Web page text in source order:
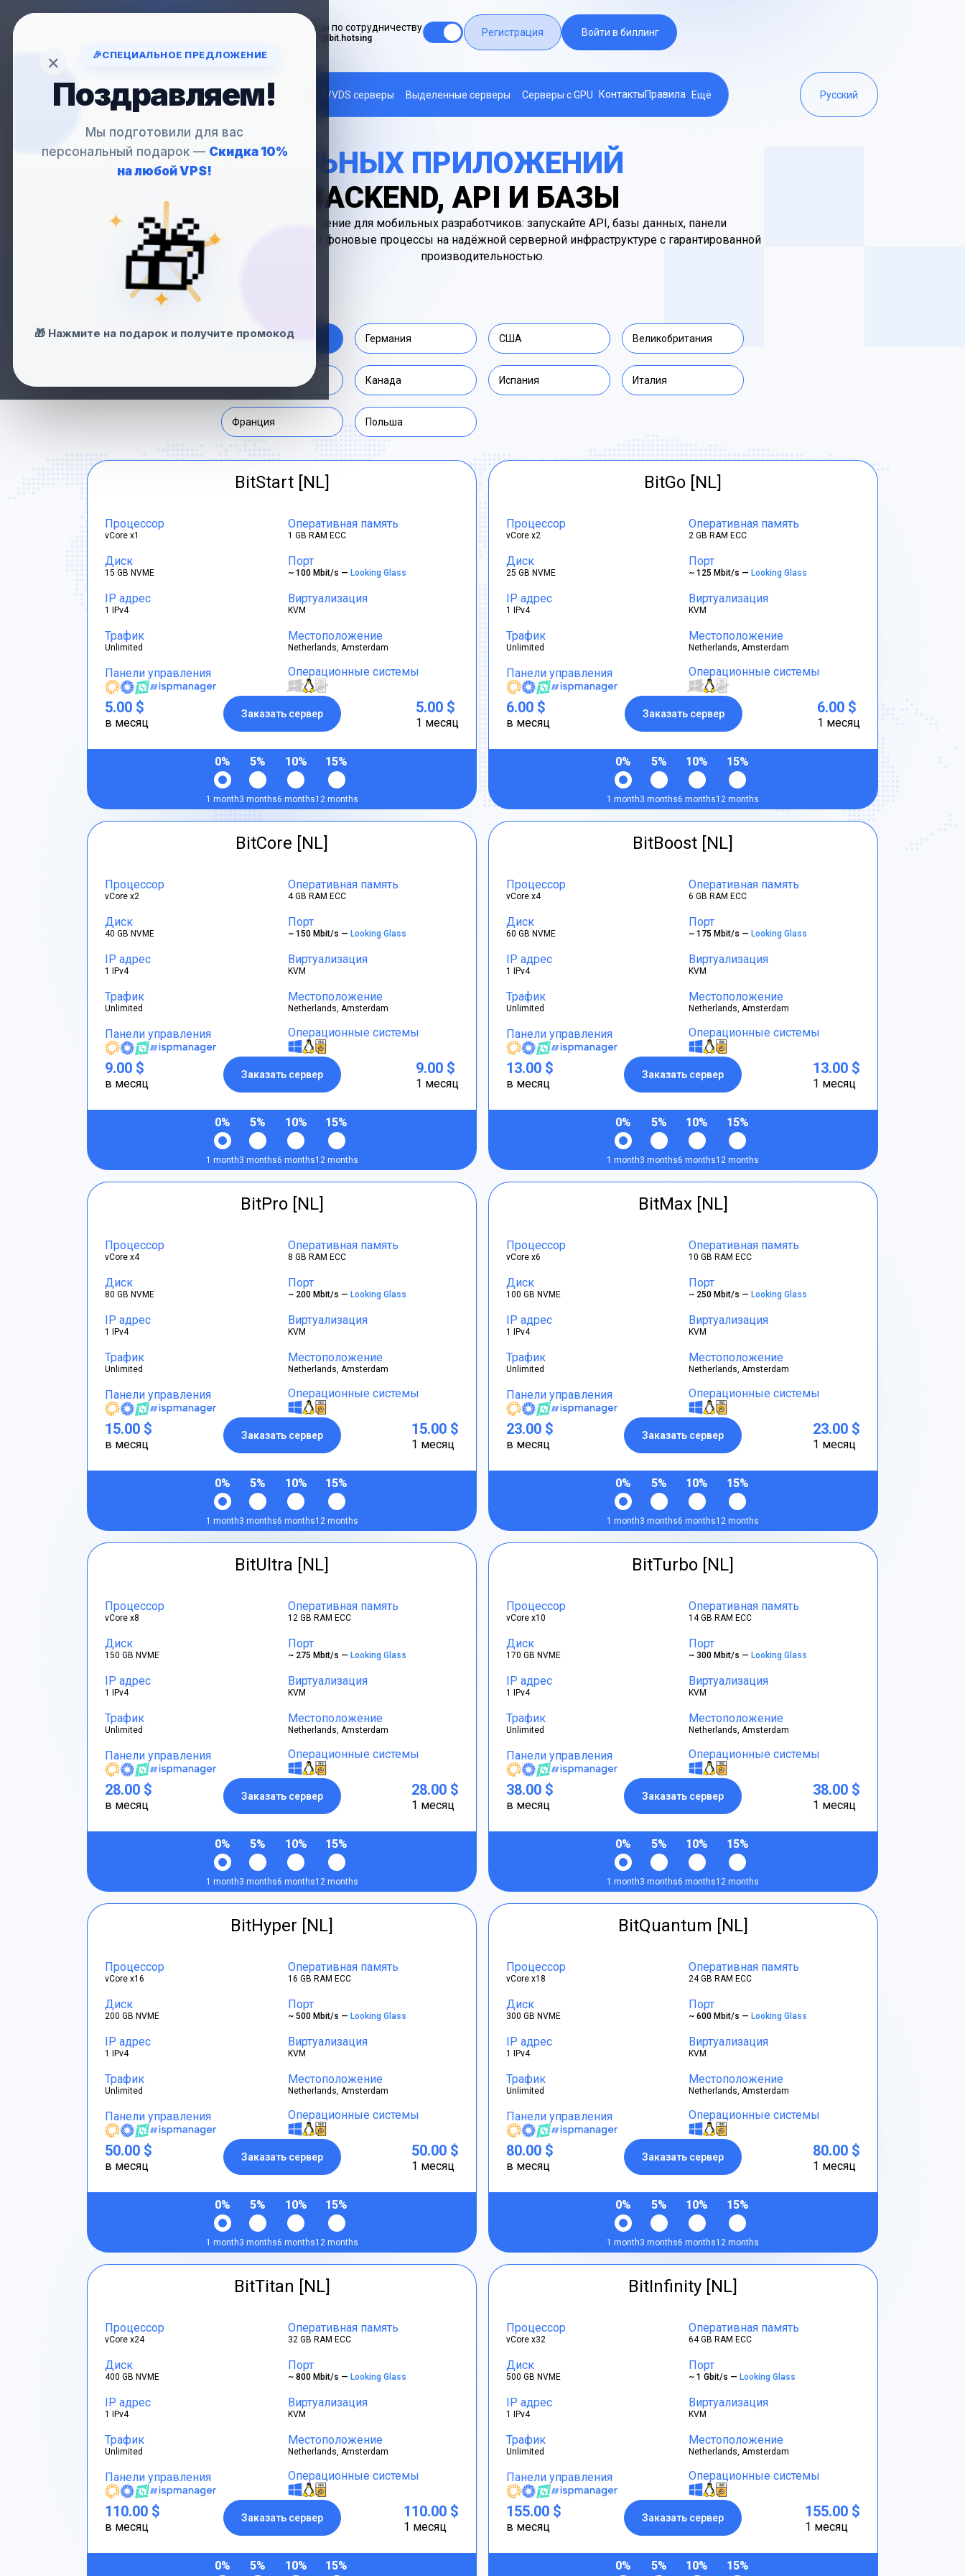
Вопросы по сотрудничеству
support@bit.hotsing Регистрация Войти в биллинг
VPS/VDS серверы Выделенные серверы Серверы с GPU КонтактыПравила Ещё Русский
VPSДЛЯ МОБИЛЬНЫХ ПРИЛОЖЕНИЙ
— СЕРВЕР ПОД BACKEND, API И БАЗЫ
Идеальное решение для мобильных разработчиков: запускайте API, базы данных, панели
администрирования и фоновые процессы на надёжной серверной инфраструктуре с гарантированной
производительностью.
Нидерланды Германия США Великобритания
Канада Испания Италия
Франция Польша
BitStart [NL]
Процессор
vCore x1
Оперативная память
1 GB RAM ECC
Диск
15 GB NVME
Порт
~ 100 Mbit/s — Looking Glass
IP адрес
1 IPv4
Виртуализация
KVM
Трафик
Unlimited
Местоположение
Netherlands, Amsterdam
Панели управления Операционные системы
5.00 $
в месяц
Заказать сервер 5.00 $
1 месяц
0%
1 month
5%
3 months
10%
6 months
15%
12 months
BitGo [NL]
Процессор
vCore x2
Оперативная память
2 GB RAM ECC
Диск
25 GB NVME
Порт
~ 125 Mbit/s —Looking Glass
IP адрес
1 IPv4
Виртуализация
KVM
Трафик
Unlimited
Местоположение
Netherlands, Amsterdam
Панели управления Операционные системы
6.00 $
в месяц
Заказать сервер 6.00 $
1 месяц
0%
1 month
5%
3 months
10%
6 months
15%
12 months
BitCore [NL]
Процессор
vCore x2
Оперативная память
4 GB RAM ECC
Диск
40 GB NVME
Порт
~ 150 Mbit/s — Looking Glass
IP адрес
1 IPv4
Виртуализация
KVM
Трафик
Unlimited
Местоположение
Netherlands, Amsterdam
Панели управления Операционные системы
9.00 $
в месяц
Заказать сервер 9.00 $
1 месяц
0%
1 month
5%
3 months
10%
6 months
15%
12 months
BitBoost [NL]
Процессор
vCore x4
Оперативная память
6 GB RAM ECC
Диск
60 GB NVME
Порт
~ 175 Mbit/s —Looking Glass
IP адрес
1 IPv4
Виртуализация
KVM
Трафик
Unlimited
Местоположение
Netherlands, Amsterdam
Панели управления Операционные системы
13.00 $
в месяц
Заказать сервер 13.00 $
1 месяц
0%
1 month
5%
3 months
10%
6 months
15%
12 months
BitPro [NL]
Процессор
vCore x4
Оперативная память
8 GB RAM ECC
Диск
80 GB NVME
Порт
~ 200 Mbit/s — Looking Glass
IP адрес
1 IPv4
Виртуализация
KVM
Трафик
Unlimited
Местоположение
Netherlands, Amsterdam
Панели управления Операционные системы
15.00 $
в месяц
Заказать сервер 15.00 $
1 месяц
0%
1 month
5%
3 months
10%
6 months
15%
12 months
BitMax [NL]
Процессор
vCore x6
Оперативная память
10 GB RAM ECC
Диск
100 GB NVME
Порт
~ 250 Mbit/s —Looking Glass
IP адрес
1 IPv4
Виртуализация
KVM
Трафик
Unlimited
Местоположение
Netherlands, Amsterdam
Панели управления Операционные системы
23.00 $
в месяц
Заказать сервер 23.00 $
1 месяц
0%
1 month
5%
3 months
10%
6 months
15%
12 months
BitUltra [NL]
Процессор
vCore x8
Оперативная память
12 GB RAM ECC
Диск
150 GB NVME
Порт
~ 275 Mbit/s — Looking Glass
IP адрес
1 IPv4
Виртуализация
KVM
Трафик
Unlimited
Местоположение
Netherlands, Amsterdam
Панели управления Операционные системы
28.00 $
в месяц
Заказать сервер 28.00 $
1 месяц
0%
1 month
5%
3 months
10%
6 months
15%
12 months
BitTurbo [NL]
Процессор
vCore x10
Оперативная память
14 GB RAM ECC
Диск
170 GB NVME
Порт
~ 300 Mbit/s —Looking Glass
IP адрес
1 IPv4
Виртуализация
KVM
Трафик
Unlimited
Местоположение
Netherlands, Amsterdam
Панели управления Операционные системы
38.00 $
в месяц
Заказать сервер 38.00 $
1 месяц
0%
1 month
5%
3 months
10%
6 months
15%
12 months
BitHyper [NL]
Процессор
vCore x16
Оперативная память
16 GB RAM ECC
Диск
200 GB NVME
Порт
~ 500 Mbit/s — Looking Glass
IP адрес
1 IPv4
Виртуализация
KVM
Трафик
Unlimited
Местоположение
Netherlands, Amsterdam
Панели управления Операционные системы
50.00 $
в месяц
Заказать сервер 50.00 $
1 месяц
0%
1 month
5%
3 months
10%
6 months
15%
12 months
BitQuantum [NL]
Процессор
vCore x18
Оперативная память
24 GB RAM ECC
Диск
300 GB NVME
Порт
~ 600 Mbit/s —Looking Glass
IP адрес
1 IPv4
Виртуализация
KVM
Трафик
Unlimited
Местоположение
Netherlands, Amsterdam
Панели управления Операционные системы
80.00 $
в месяц
Заказать сервер 80.00 $
1 месяц
0%
1 month
5%
3 months
10%
6 months
15%
12 months
BitTitan [NL]
Процессор
vCore x24
Оперативная память
32 GB RAM ECC
Диск
400 GB NVME
Порт
~ 800 Mbit/s — Looking Glass
IP адрес
1 IPv4
Виртуализация
KVM
Трафик
Unlimited
Местоположение
Netherlands, Amsterdam
Панели управления Операционные системы
110.00 $
в месяц
Заказать сервер 110.00 $
1 месяц
0% 5% 10% 15%
BitInfinity [NL]
Процессор
vCore x32
Оперативная память
64 GB RAM ECC
Диск
500 GB NVME
Порт
~ 1 Gbit/s —Looking Glass
IP адрес
1 IPv4
Виртуализация
KVM
Трафик
Unlimited
Местоположение
Netherlands, Amsterdam
Панели управления Операционные системы
155.00 $
в месяц
Заказать сервер 155.00 $
1 месяц
0% 5% 10% 15%
× 🎉СПЕЦИАЛЬНОЕ ПРЕДЛОЖЕНИЕ
Поздравляем!
Мы подготовили для вас
персональный подарок — Скидка 10%
на любой VPS!
✦
✦
✦
🎁
🎁 Нажмите на подарок и получите промокод